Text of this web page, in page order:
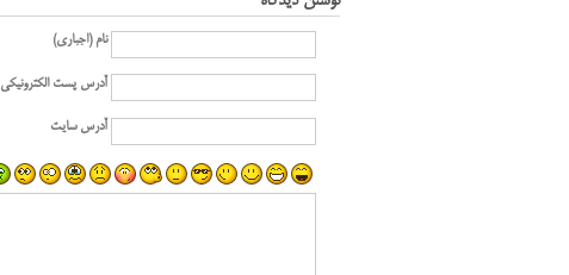
نام (اجباری)
آدرس پست الکترونیکی
آدرس سایت